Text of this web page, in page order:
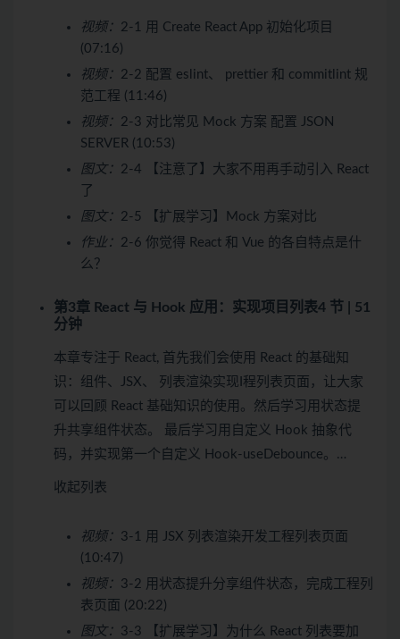
视频： 2-1 用 Create React App 初始化项目
(07:16)
视频： 2-2 配置 eslint、 prettier 和 commitlint 规
范工程 (11:46)
视频： 2-3 对比常见 Mock 方案 配置 JSON
SERVER (10:53)
图文： 2-4 【注意了】大家不用再手动引入 React
了
图文： 2-5 【扩展学习】Mock 方案对比
作业： 2-6 你觉得 React 和 Vue 的各自特点是什
么？
第3章 React 与 Hook 应用：实现项目列表4 节 | 51
分钟
本章专注于 React, 首先我们会使用 React 的基础知
识：组件、JSX、 列表渲染实现I程列表页面，让大家
可以回顾 React 基础知识的使用。然后学习用状态提
升共享组件状态。 最后学习用自定义 Hook 抽象代
码，并实现第一个自定义 Hook-useDebounce。…
收起列表
视频： 3-1 用 JSX 列表渲染开发工程列表页面
(10:47)
视频： 3-2 用状态提升分享组件状态，完成工程列
表页面 (20:22)
图文： 3-3 【扩展学习】为什么 React 列表要加